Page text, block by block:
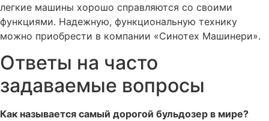
легкие машины хорошо справляются со своими
функциями. Надежную, функциональную технику
можно приобрести в компании «Синотех Машинери».
Ответы на часто
задаваемые вопросы
Как называется самый дорогой бульдозер в мире?